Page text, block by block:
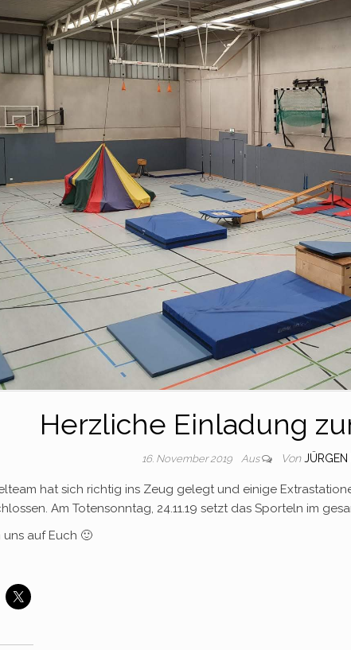
Herzliche Einladung
16. November 2019 Aus Von JÜRGEN
hat sich richtig ins Zeug gelegt und einige
Am Totensonntag, 24.11.19 setzt das Sporteln im
auf Euch 🙂